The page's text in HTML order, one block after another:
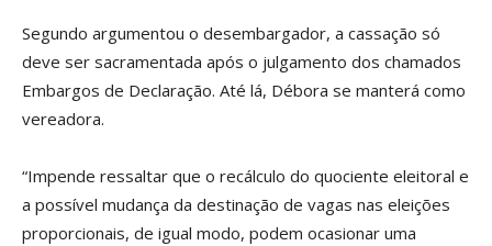
Segundo argumentou o desembargador, a cassação só
deve ser sacramentada após o julgamento dos chamados
Embargos de Declaração. Até lá, Débora se manterá como
vereadora.
“Impende ressaltar que o recálculo do quociente eleitoral e
a possível mudança da destinação de vagas nas eleições
proporcionais, de igual modo, podem ocasionar uma